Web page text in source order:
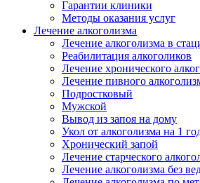
Гарантии клиники
Методы оказания услуг
Лечение алкоголизма
Лечение алкоголизма в
Реабилитация алкоголиков
Лечение хронического
Лечение пивного
Подростковый
Мужской
Вывод из запоя на дому
Укол от алкоголизма на 1
Хронический запой
Лечение старческого
Лечение алкоголизма без